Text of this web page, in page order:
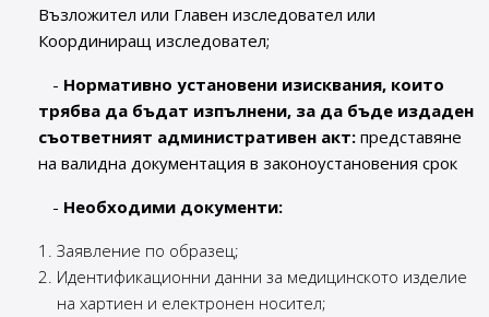
Възложител или Главен изследовател или
Координиращ изследовател;
- Нормативно установени изисквания, които
трябва да бъдат изпълнени, за да бъде издаден
съответният административен акт: представяне
на валидна документация в законоустановения срок
- Необходими документи:
Заявление по образец;
Идентификационни данни за медицинското изделие
на хартиен и електронен носител;